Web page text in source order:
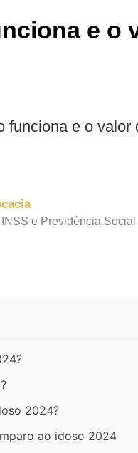
e o
funciona e o
e Previdência Social
2024?
ao idoso 2024